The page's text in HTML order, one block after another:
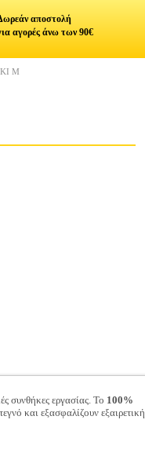
αποστολή
αγορές άνω των 90€
M
συνθήκες εργασίας. Το 100%
και εξασφαλίζουν εξαιρετική